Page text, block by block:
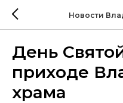
Новости
День
приходе
храма